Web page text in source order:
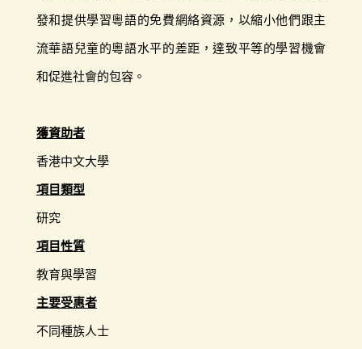
發和提供學習粵語的免費網絡資源，以縮小他們跟主
流華語兒童的粵語水平的差距，達致平等的學習機會
和促進社會的包容。
獲資助者
香港中文大學
項目類型
研究
項目性質
教育與學習
主要受惠者
不同種族人士